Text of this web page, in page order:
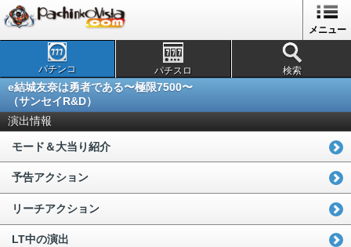
メニュー
パチンコ パチスロ 検索
e結城友奈は勇者である〜極限7500〜
（サンセイR&D）
演出情報
モード＆大当り紹介
予告アクション
リーチアクション
LT中の演出